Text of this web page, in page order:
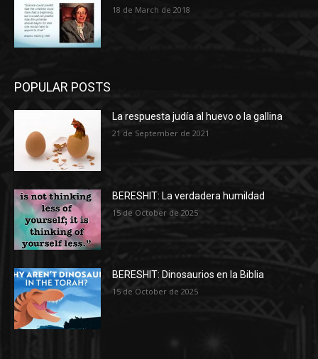
18 de March de 2018
POPULAR POSTS
La respuesta judía al huevo o la gallina
21 de September de 2021
BERESHIT: La verdadera humildad
15 de October de 2025
BERESHIT: Dinosaurios en la Biblia
15 de October de 2025